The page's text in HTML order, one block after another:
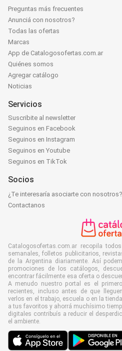
Preguntas más frecuentes
Anunciá con nosotros?
Todas las ofertas
Marcas
App de Catalogosofertas.com.ar
Quiénes somos
Agregar catálogo
Noticias
Servicios
Suscribite al newsletter
Seguinos en Facebook
Seguinos en Instagram
Seguinos en Youtube
Seguinos en TikTok
Socios
¿Te interesaría asociarte con nosotros?
Contactanos
Catalogosofertas.com.ar recopila
semanales, folletos publicitarios,
de la Argentina diariamente. Así
promociones de los catálogos,
encontrar fácilmente esa oferta o
A menudo nuestro portal es el
recientes, incluso antes de que
verlos en el trabajo, escuela o en la
a tus favoritos y ahorrá muchísimo
digitales contribuís a reducir el
el ambiente.